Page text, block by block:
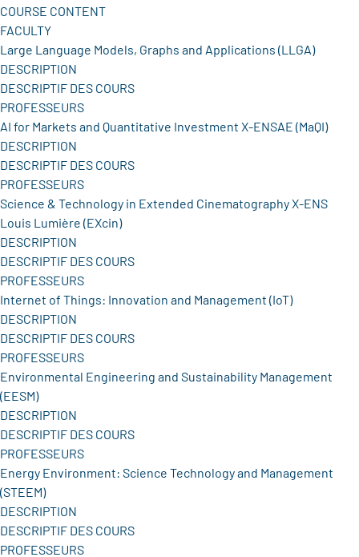
COURSE CONTENT
FACULTY
Large Language Models, Graphs and Applications (LLGA)
DESCRIPTION
DESCRIPTIF DES COURS
PROFESSEURS
AI for Markets and Quantitative Investment X-ENSAE (MaQI)
DESCRIPTION
DESCRIPTIF DES COURS
PROFESSEURS
Science & Technology in Extended Cinematography X-ENS
Louis Lumière (EXcin)
DESCRIPTION
DESCRIPTIF DES COURS
PROFESSEURS
Internet of Things: Innovation and Management (IoT)
DESCRIPTION
DESCRIPTIF DES COURS
PROFESSEURS
Environmental Engineering and Sustainability Management
(EESM)
DESCRIPTION
DESCRIPTIF DES COURS
PROFESSEURS
Energy Environment: Science Technology and Management
(STEEM)
DESCRIPTION
DESCRIPTIF DES COURS
PROFESSEURS